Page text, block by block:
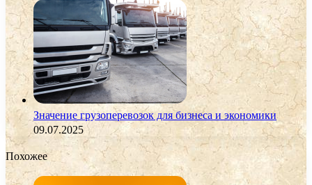
Значение грузоперевозок для бизнеса и экономики
09.07.2025
Похожее